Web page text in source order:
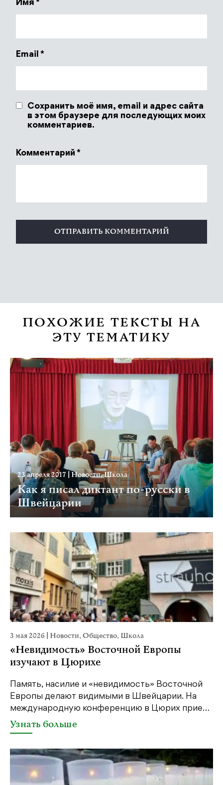
Имя *
Email *
Сохранить моё имя, email и адрес сайта
в этом браузере для последующих моих
комментариев.
Комментарий *
ПОХОЖИЕ ТЕКСТЫ НА
ЭТУ ТЕМАТИКУ
23 апреля 2017 Новости,Школа
Как я писал диктант по-русски в
Швейцарии
3 мая 2026 Новости,Общество, Школа
«Невидимость» Восточной Европы
изучают в Цюрихе
Память, насилие и «невидимость» Восточной
Европы делают видимыми в Швейцарии. На
международную конференцию в Цюрих прие…
Узнать больше